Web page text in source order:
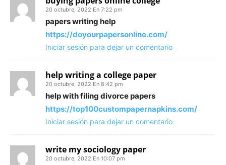
20 octubre, 2022 En 7:22 pm
papers writing help
https://doyourpapersonline.com/
Iniciar sesión para dejar un comentario
help writing a college paper
20 octubre, 2022 En 8:42 pm
help with filing divorce papers
https://top100custompapernapkins.com/
Iniciar sesión para dejar un comentario
write my sociology paper
20 octubre, 2022 En 10:07 pm